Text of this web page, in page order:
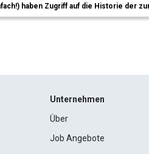
haben Zugriff auf die Historie der
Unternehmen
Über
Job Angebote